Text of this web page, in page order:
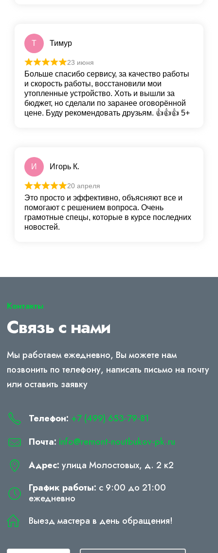
Т Тимур
23 июня
Больше спасибо сервису, за качество работы
и скорость работы, восстановили мои
утопленные устройство. Хоть и вышли за
бюджет, но сделали по заранее оговорённой
цене. Буду рекомендовать друзьям. 👍👍👍 5+
И Игорь К.
20 апреля
Это просто и эффективно, объясняют все и
помогают с решением вопроса. Очень
грамотные спецы, которые в курсе последних
новостей.
Контакты
Связь с нами
Мы работаем ежедневно, Вы можете нам
позвонить по телефону, написать письмо на почту
или оставить заявку
Телефон: +7 (499) 653-79-81
Почта: info@remont-noutbukov-pk.ru
Адрес: улица Молостовых, д. 2 к2
График работы: с 9:00 до 21:00
ежедневно
Выезд мастера в день обращения!